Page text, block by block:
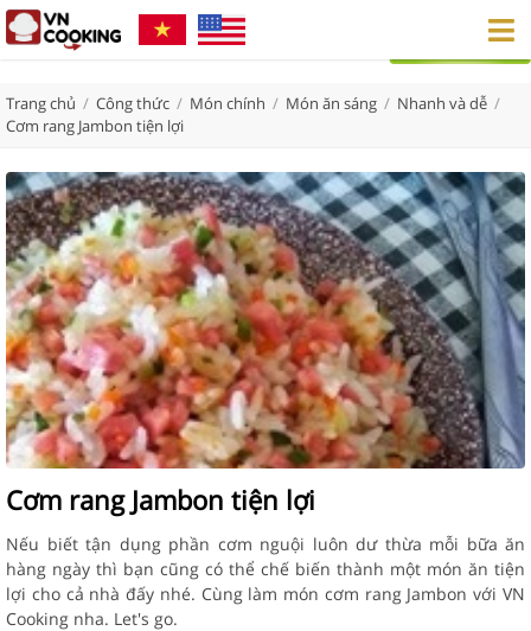
Trang chủ / Công thức / Món chính / Món ăn sáng / Nhanh và dễ /
Cơm rang Jambon tiện lợi
Cơm rang Jambon tiện lợi
Nếu biết tận dụng phần cơm nguội luôn dư thừa mỗi bữa ăn
hàng ngày thì bạn cũng có thể chế biến thành một món ăn tiện
lợi cho cả nhà đấy nhé. Cùng làm món cơm rang Jambon với VN
Cooking nha. Let's go.